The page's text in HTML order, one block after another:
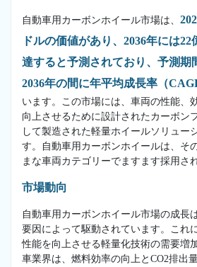
自動車用カーボンホイール市場は、
ドルの価値があり、2036年には22
達すると予測されており、予測期
2036年の間に年平均成長率（
います。この市場には、車両の性能、
向上させるために設計されたカーボン
して製造された軽量ホイールソリュー
す。自動車用カーボンホイールは、そ
まな車両カテゴリーでますます採用さ
市場動向
自動車用カーボンホイール市場の成長
要因によって駆動されています。これ
性能を向上させる軽量化技術の需要増
車業界は、燃料効率の向上とCO2排出